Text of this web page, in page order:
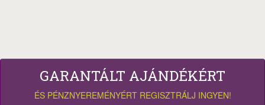
GARANTÁLT AJÁNDÉKÉRT
ÉS PÉNZNYEREMÉNYÉRT REGISZTRÁLJ INGYEN!